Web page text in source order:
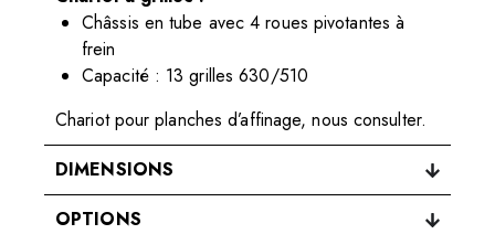
Châssis en tube avec 4 roues pivotantes à
frein
Capacité : 13 grilles 630/510
Chariot pour planches d’affinage, nous consulter.
DIMENSIONS
OPTIONS